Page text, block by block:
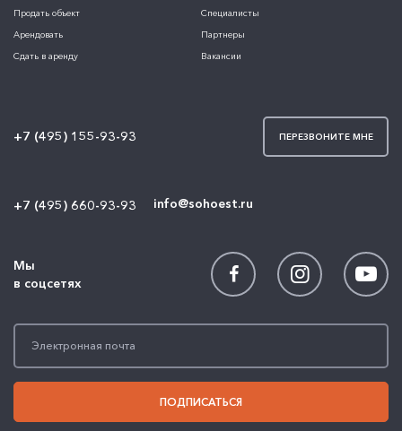
Продать объект
Арендовать
Сдать в аренду
Специалисты
Партнеры
Вакансии
+7 (495) 155-93-93 ПЕРЕЗВОНИТЕ МНЕ
+7 (495) 660-93-93 info@sohoest.ru
Мы
в соцсетях
ПОДПИСАТЬСЯ